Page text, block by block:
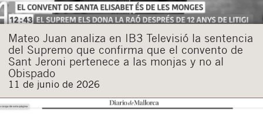
Mateo Juan analiza en IB3 Televisió la sentencia
del Supremo que confirma que el convento de
Sant Jeroni pertenece a las monjas y no al
Obispado
11 de junio de 2026
es Buades Legal S.L. La finalidad es la atención a su solicitud. Tiene
derecho a acceder, rectificar y suprimir los datos, así como otros
derechos como se explica en lapolítica de privacidad de nuestra web